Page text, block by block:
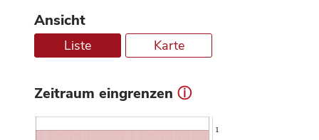
Ansicht
Liste Karte
Zeitraum eingrenzen ⓘ
1